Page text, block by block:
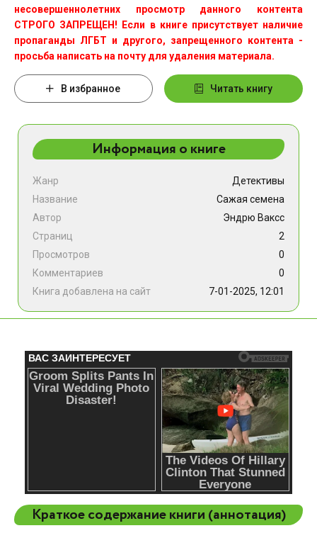
несовершеннолетних просмотр данного контента
СТРОГО ЗАПРЕЩЕН! Если в книге присутствует наличие
пропаганды ЛГБТ и другого, запрещенного контента -
просьба написать на почту для удаления материала.
В избранное Читать книгу
Информация о книге
Жанр
Детективы
Название
Сажая семена
Автор
Эндрю Ваксс
Страниц
2
Просмотров
0
Комментариев
0
Книга добавлена на сайт
7-01-2025, 12:01
Краткое содержание книги (аннотация)